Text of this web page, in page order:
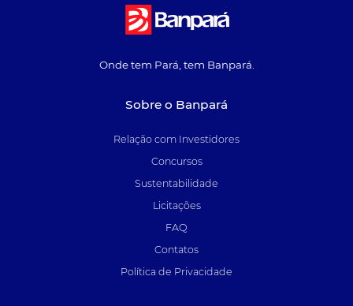
Onde tem Pará, tem Banpará.
Sobre o Banpará
Relação com Investidores
Concursos
Sustentabilidade
Licitações
FAQ
Contatos
Política de Privacidade